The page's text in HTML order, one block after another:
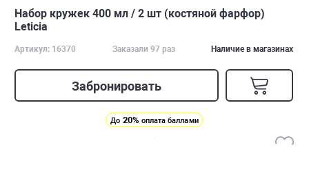
Набор кружек 400 мл / 2 шт (костяной фарфор)
Leticia
Артикул: 16370 Заказали 97 раз Наличие в магазинах
Забронировать
До 20% оплата баллами